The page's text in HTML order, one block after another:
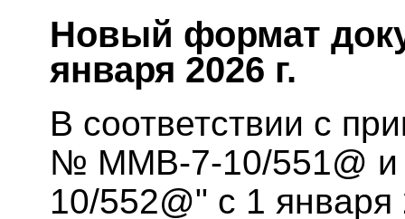
Новый формат
января 2026 г.
В соответствии с
№ ММВ-7-10/551@
10/552@" с 1 января